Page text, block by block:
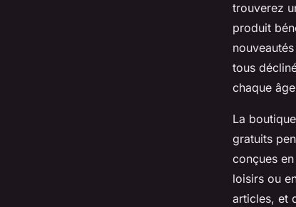
trouverez
produit
tous
chaque
La
gratuits
conçues
loisirs ou
articles, et